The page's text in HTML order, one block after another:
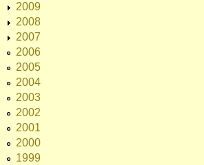
2009
2008
2007
2006
2005
2004
2003
2002
2001
2000
1999